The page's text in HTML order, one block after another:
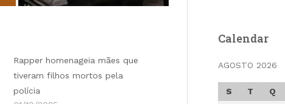
Rapper homenageia mães que
tiveram filhos mortos pela
polícia
Calendar
AGOSTO 2026
S T Q